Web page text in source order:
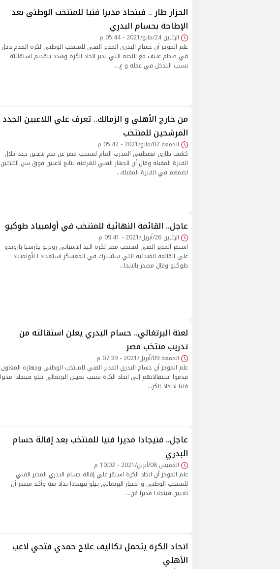
الجزار طار .. فينجاد مديرا فنيا للمنتخب الوطني بعد
الإطاحة بحسام البدري
الإثنين 24/مايو/2021 - 05:44 م
علم الموجز أن حسام البدري المدير الفني للمنتخب الوطني لكرة القدم دخل
في صدام عنيف مع اللجنة التي تدير اتحاد الكرة وهدد بتقديم استقالته
بسبب التدخل في عمله و ع…
من خارج الأهلي و الزمالك.. تعرف علي اللاعبين الجدد
المرشحين للمنتخب
الجمعة 07/مايو/2021 - 05:42 م
كشف طارق مصطفى المدرب العام لمنتخب مصر عن ضم لاعبين جدد خلال
الفترة المقبلة وقال أن الجهاز الفني للفراعنة يتابع لاعبين فوق سن الثلاثين
لضمهم في الفترة المقبلة…
عاجل.. القائمة النهائية للمنتخب في أولمبياد طوكيو
الإثنين 26/أبريل/2021 - 09:41 م
استقر المدير الفني لمنتخب مصر لكرة اليد الإسباني روبرتو جارسيا باروندو
على القائمة المبدئية التي ستشارك في المعسكر استعداد ا لأولمبياد
طوكيو وقال مصدر بالاتحا…
لعنة البرتغالي.. حسام البدري يعلن استقالته من
تدريب منتخب مصر
الجمعة 09/أبريل/2021 - 07:39 م
علم الموجز أن حسام البدري المدير الفني للمنتخب الوطني وجهازه المعاون
قدموا استقالاتهم إلي اتحاد الكرة بسبب تعيين البرتغالي نيلو فينجادا مديرا
فنيا لاتحاد الكر…
عاجل.. فنيجادا مديرا فنيا للمنتخب بعد إقالة حسام
البدري
الخميس 08/أبريل/2021 - 10:02 م
علم الموجز أن اتحاد الكرة استقر علي إقالة حسام البدري المدير الفني
للمنتخب الوطني و اختيار البرتغالي نيلو فينحادا بدلا منه وأكد مصدر أن
تعيين فينجادا مديرا فن…
اتحاد الكرة يتحمل تكاليف علاج حمدي فتحي لاعب
الأهلي